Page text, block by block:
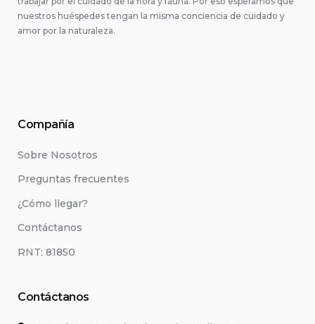
nuestros huéspedes tengan la misma conciencia de cuidado y
amor por la naturaleza.
Compañía
Sobre Nosotros
Preguntas frecuentes
¿Cómo llegar?
Contáctanos
RNT: 81850
Contáctanos